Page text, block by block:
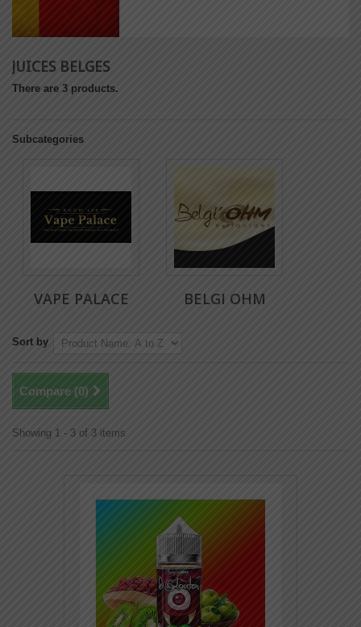
JUICES BELGES
There are 3 products.
Subcategories
VAPE PALACE BELGI OHM
Sort by
Compare (0)
Showing 1 - 3 of 3 items